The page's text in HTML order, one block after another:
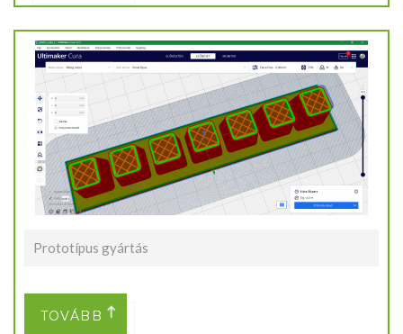
Prototípus gyártás
TOVÁBB